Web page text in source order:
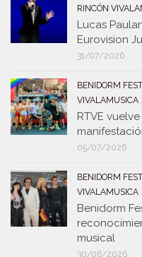
RINCÓN
Lucas
Eurovision
31/07/2026
BENIDORM FEST
VIVALAMUSICA
RTVE
05/07/2026
BENIDORM FEST
VIVALAMUSICA
Benidorm
musical
30/06/2026